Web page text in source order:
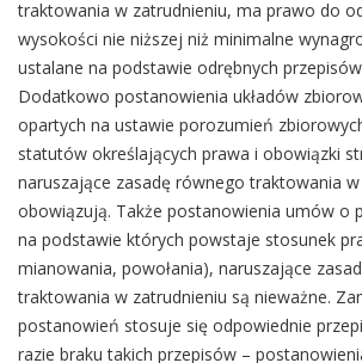
traktowania w zatrudnieniu, ma prawo do
wysokości nie niższej niż minimalne
ustalane na podstawie odrębnych
Dodatkowo postanowienia układów
opartych na ustawie porozumień
statutów określających prawa i obowiązki
naruszające zasadę równego traktowania
obowiązują. Także postanowienia umów o
na podstawie których powstaje stosunek
mianowania, powołania), naruszające
traktowania w zatrudnieniu są nieważne.
postanowień stosuje się odpowiednie
razie braku takich przepisów –